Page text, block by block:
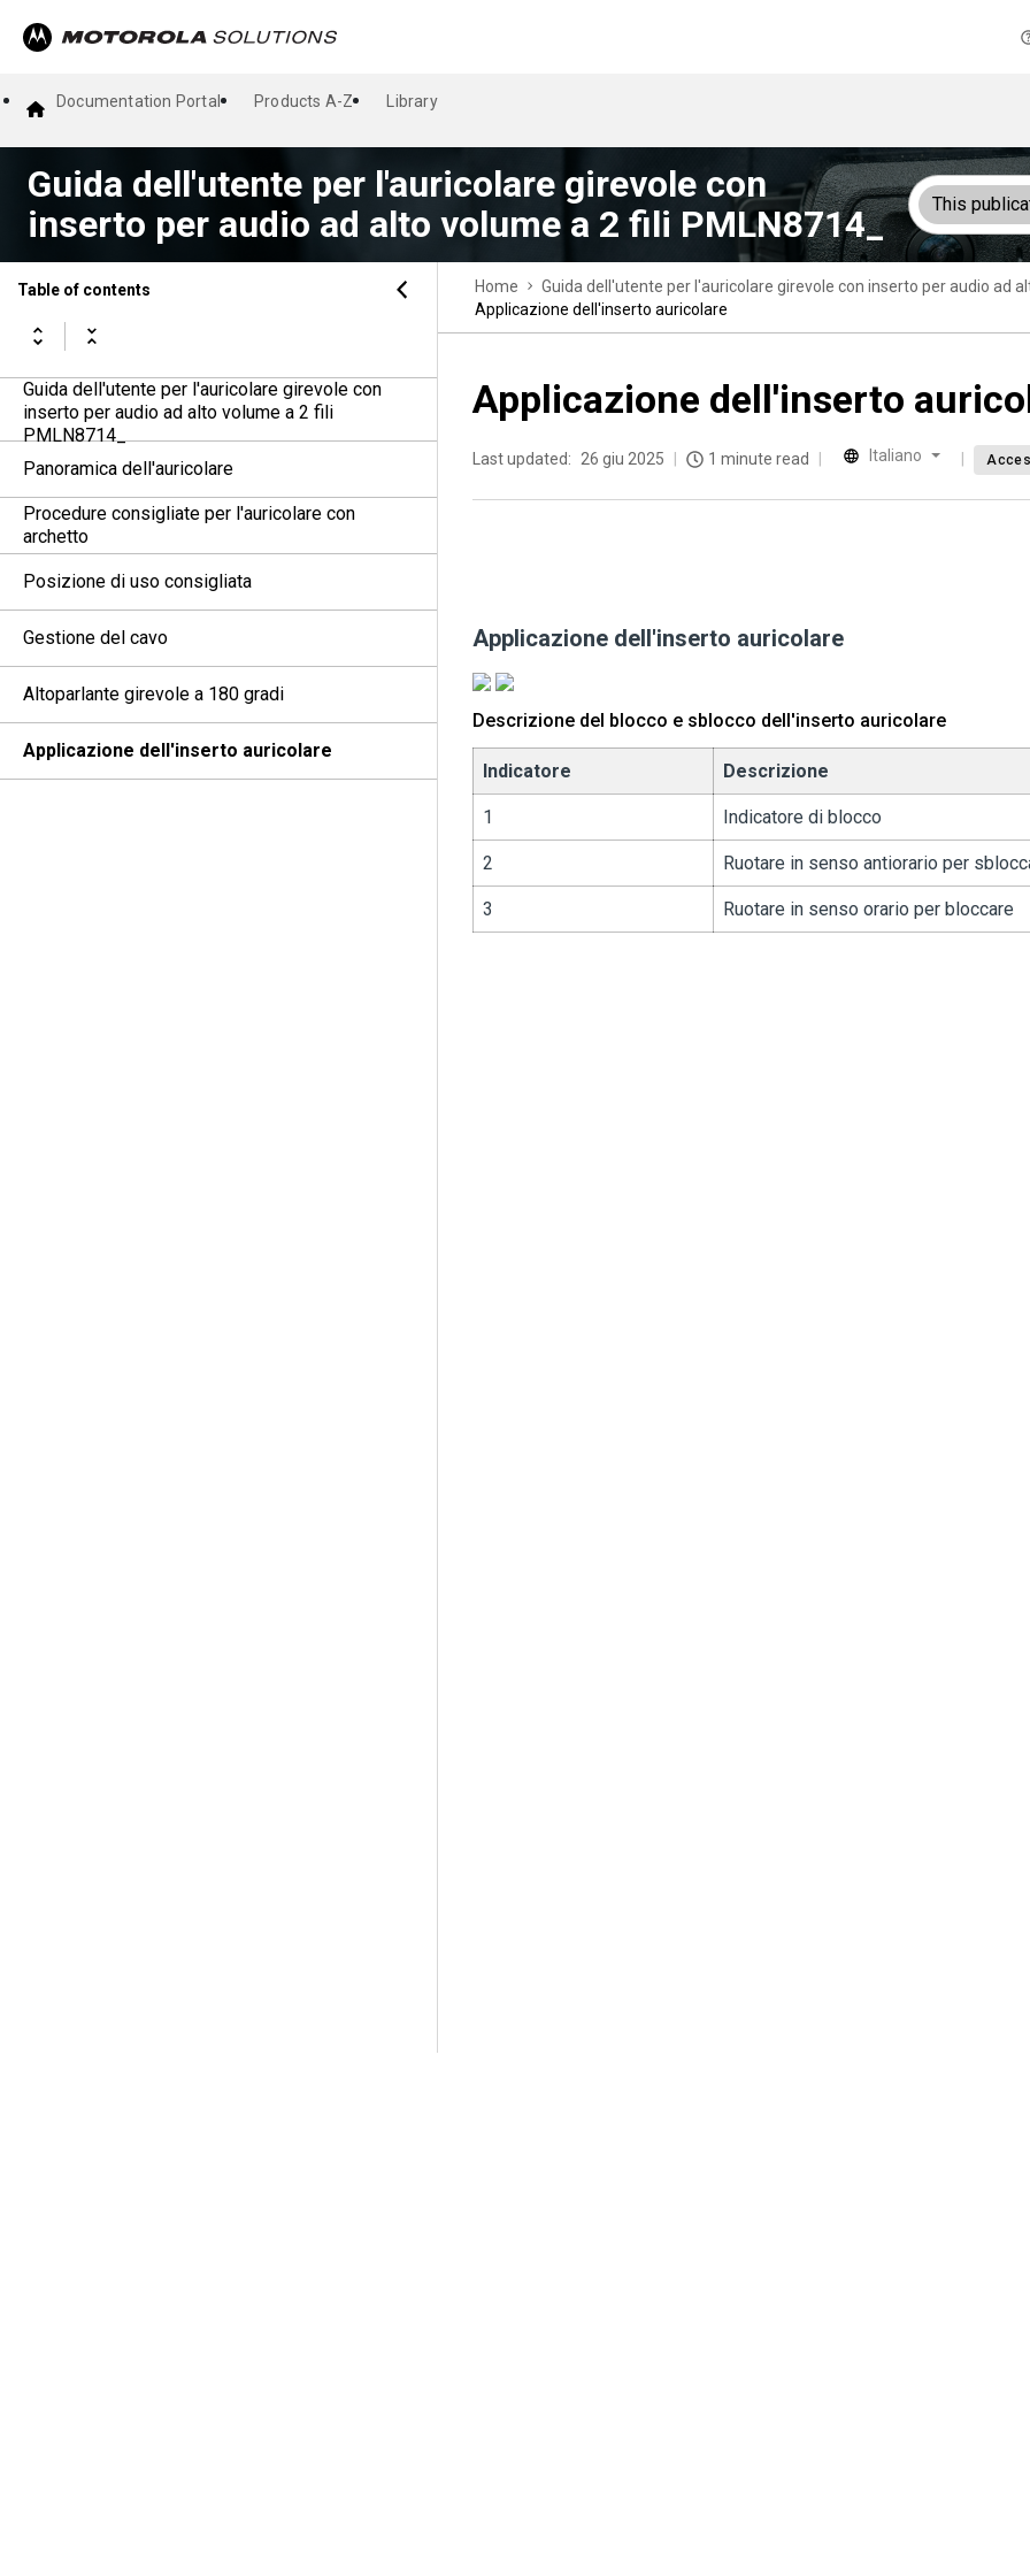
Documentation Portal Products A-Z Library
Guida dell'utente per l'auricolare girevole con
inserto per audio ad alto volume a 2 fili PMLN8714_
This
Table of contents
Guida dell'utente per l'auricolare girevole con
inserto per audio ad alto volume a 2 fili
PMLN8714_
Panoramica dell'auricolare
Procedure consigliate per l'auricolare con
archetto
Posizione di uso consigliata
Gestione del cavo
Altoparlante girevole a 180 gradi
Applicazione dell'inserto auricolare
Home
Guida dell'utente per l'auricolare girevole con inserto per audio ad
Applicazione dell'inserto auricolare
Applicazione dell'inserto
Last updated: 26 giu 2025 1 minute read Italiano
Applicazione dell'inserto auricolare
Descrizione del blocco e sblocco dell'inserto auricolare
Indicatore Descrizione
1 Indicatore di blocco
2 Ruotare in senso antiorario per
3 Ruotare in senso orario per bloccare